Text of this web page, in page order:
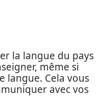
la langue du pays
même si
langue. Cela vous
avec vos